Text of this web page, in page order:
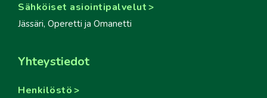
Sähköiset asiointipalvelut
Jässäri, Operetti ja Omanetti
Yhteystiedot
Henkilöstö